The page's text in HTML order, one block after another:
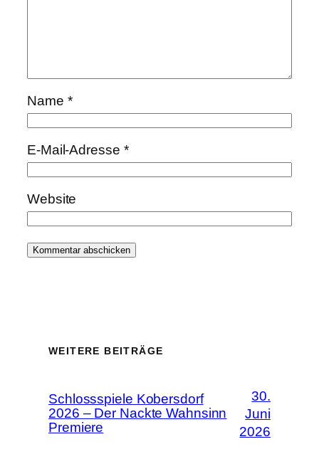
Name *
E-Mail-Adresse *
Website
WEITERE BEITRÄGE
Schlossspiele Kobersdorf
2026 – Der Nackte Wahnsinn
Premiere
30.
Juni
2026